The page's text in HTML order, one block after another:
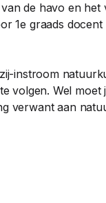
de havo en het
1e graads
instroom
volgen. Wel moet
verwant aan